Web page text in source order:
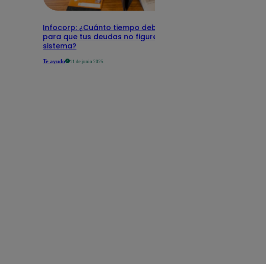
Infocorp: ¿Cuánto tiempo debe pasar
para que tus deudas no figuren en su
sistema?
Te ayudo 11 de junio 2025